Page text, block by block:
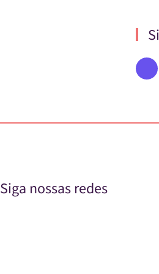
Siga nossas redes